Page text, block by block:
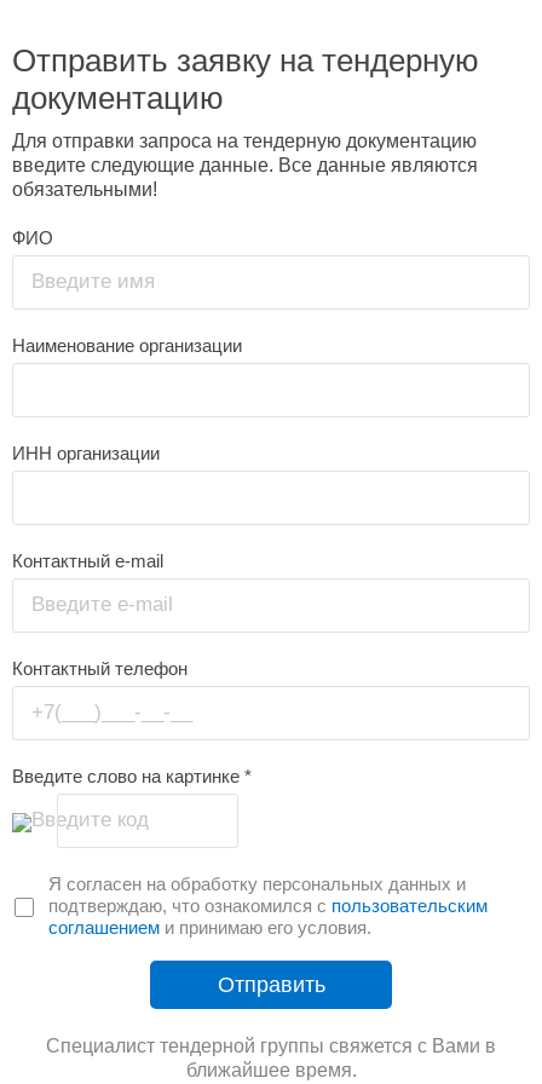
Отправить заявку на тендерную
документацию
Для отправки запроса на тендерную документацию
введите следующие данные. Все данные являются
обязательными!
ФИО
Введите имя
Наименование организации
ИНН организации
Контактный e-mail
Введите e-mail
Контактный телефон
+7(___)___-__-__
Введите слово на картинке *
Введите код
Я согласен на обработку персональных данных и
подтверждаю, что ознакомился с пользовательским
соглашением и принимаю его условия.
Отправить
Специалист тендерной группы свяжется с Вами в
ближайшее время.